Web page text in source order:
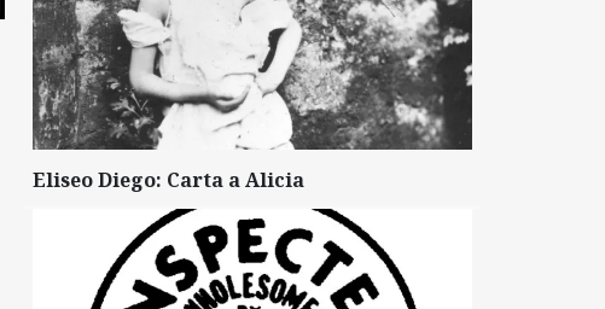
Eliseo Diego: Carta a Alicia